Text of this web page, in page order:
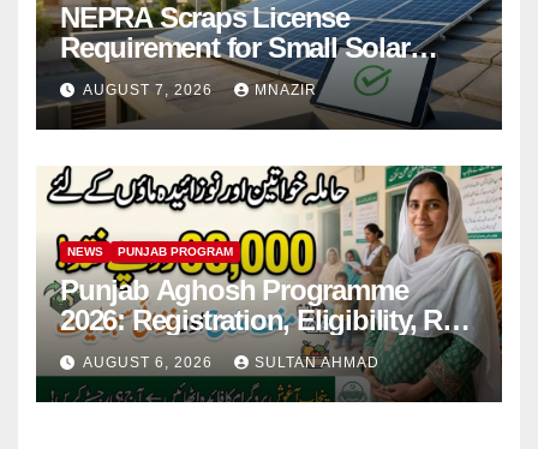
NEPRA Scraps License
Requirement for Small Solar
Users – 2026 Update
AUGUST 7, 2026 MNAZIR
NEWS PUNJAB PROGRAM
Punjab Aghosh Programme
2026: Registration, Eligibility, Rs
38,000 Financial Assistance &
Complete Guide
AUGUST 6, 2026 SULTAN AHMAD